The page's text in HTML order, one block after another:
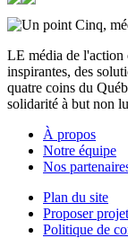
LE média de l'action
inspirantes, des
quatre coins du
solidarité à but non
À propos
Notre équipe
Nos
Plan du site
Proposer projet
Politique de